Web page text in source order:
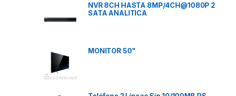
NVR 8CH HASTA 8MP/4CH@1080P 2
SATA ANALITICA
MONITOR 50"